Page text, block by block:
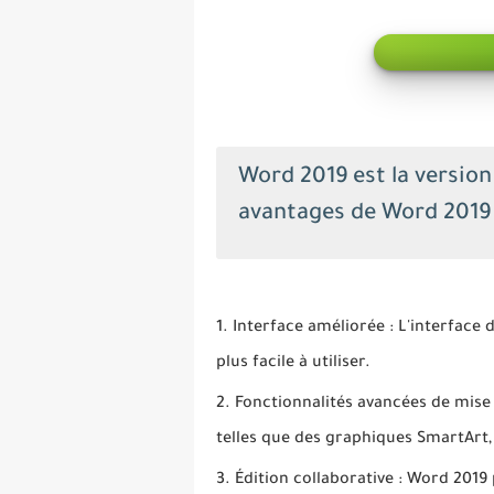
Word 2019 est la
avantages de Word
Interface améliorée : L'interface
plus facile à utiliser.
Fonctionnalités avancées de
telles que des graphiques
Édition collaborative : Word